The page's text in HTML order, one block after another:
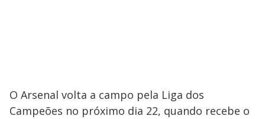
O Arsenal volta a campo pela Liga dos
Campeões no próximo dia 22, quando recebe o